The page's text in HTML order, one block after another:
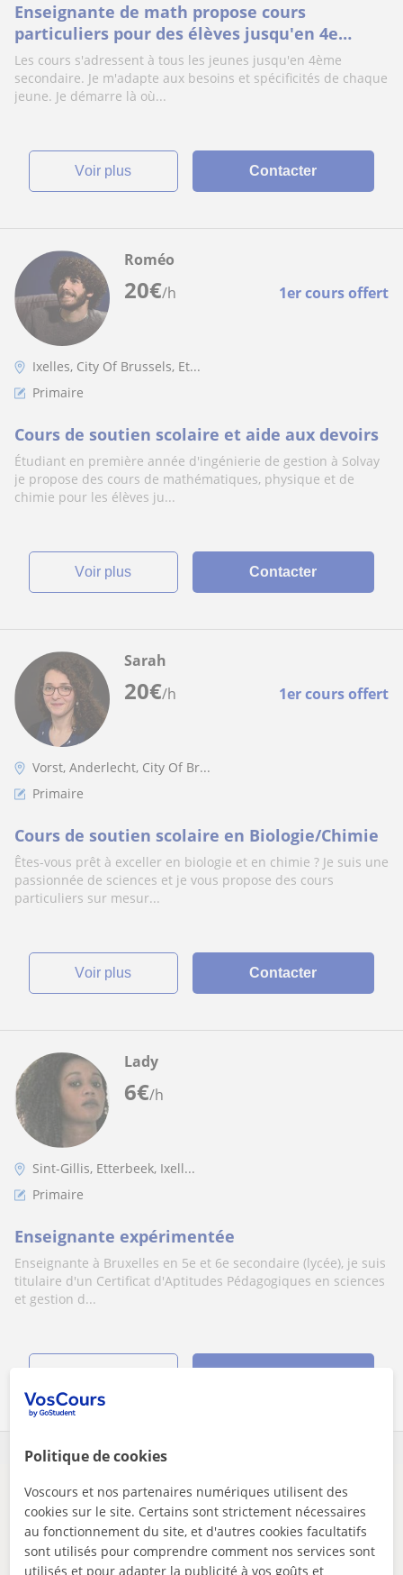
Enseignante de math propose cours
particuliers pour des élèves jusqu'en 4e
secondaire
Les cours s'adressent à tous les jeunes jusqu'en 4ème
secondaire. Je m'adapte aux besoins et spécificités de chaque
jeune. Je démarre là où...
voir plus Contacter
20€/h 1er cours offert
Roméo
Ixelles, City Of Brussels, Et...
Primaire
Cours de soutien scolaire et aide aux devoirs
Étudiant en première année d'ingénierie de gestion à Solvay
je propose des cours de mathématiques, physique et de
chimie pour les élèves ju...
voir plus Contacter
20€/h 1er cours offert
Sarah
Vorst, Anderlecht, City Of Br...
Primaire
Cours de soutien scolaire en Biologie/Chimie
Êtes-vous prêt à exceller en biologie et en chimie ? Je suis une
passionnée de sciences et je vous propose des cours
particuliers sur mesur...
voir plus Contacter
6€/h
Lady
Sint-Gillis, Etterbeek, Ixell...
Primaire
Enseignante expérimentée
Enseignante à Bruxelles en 5e et 6e secondaire (lycée), je suis
titulaire d'un Certificat d'Aptitudes Pédagogiques en sciences
et gestion d...
Il semblerait que votre recherche soit très précise.
Ajustez votre recherche pour voir plus de résultats ou
sauvegardez-la, et nous vous préviendrons dès que de
nouveaux professeurs seront disponibles.
Politique de cookies
Voscours et nos partenaires numériques utilisent des
cookies sur le site. Certains sont strictement nécessaires
au fonctionnement du site, et d'autres cookies facultatifs
sont utilisés pour comprendre comment nos services sont
utilisés et pour adapter la publicité à vos goûts et